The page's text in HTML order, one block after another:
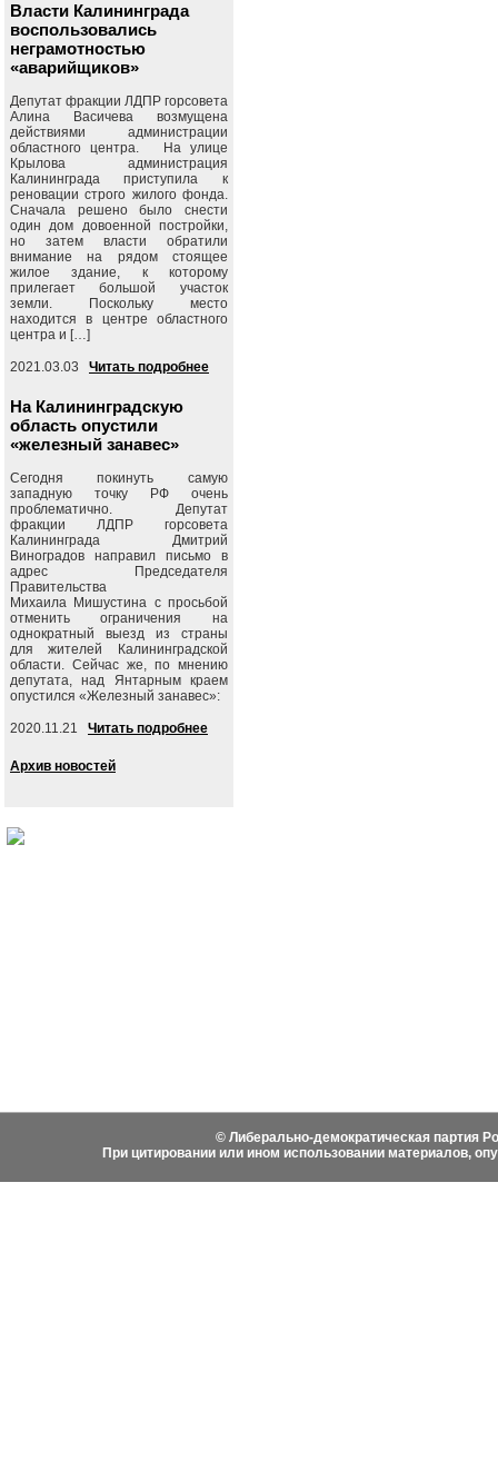
Власти Калининграда
воспользовались
неграмотностью
«аварийщиков»
Депутат фракции ЛДПР горсовета
Алина Васичева возмущена
действиями администрации
областного центра. На улице
Крылова администрация
Калининграда приступила к
реновации строго жилого фонда.
Сначала решено было снести
один дом довоенной постройки,
но затем власти обратили
внимание на рядом стоящее
жилое здание, к которому
прилегает большой участок
земли. Поскольку место
находится в центре областного
центра и […]
2021.03.03 Читать подробнее
На Калининградскую
область опустили
«железный занавес»
Сегодня покинуть самую
западную точку РФ очень
проблематично. Депутат
фракции ЛДПР горсовета
Калининграда Дмитрий
Виноградов направил письмо в
адрес Председателя
Правительства
Михаила Мишустина с просьбой
отменить ограничения на
однократный выезд из страны
для жителей Калининградской
области. Сейчас же, по мнению
депутата, над Янтарным краем
опустился «Железный занавес»:
2020.11.21 Читать подробнее
Архив новостей
© Либерально-демократическая партия
При цитировании или ином использовании материалов,